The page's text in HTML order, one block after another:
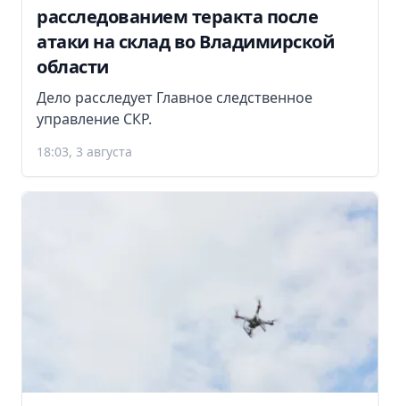
расследованием теракта после
атаки на склад во Владимирской
области
Дело расследует Главное следственное
управление СКР.
18:03, 3 августа